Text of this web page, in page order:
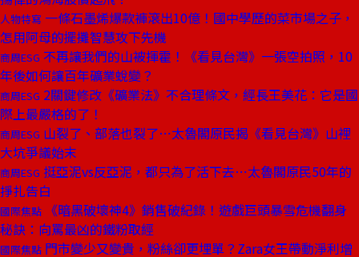
人物特寫 一條石墨烯爆款褲滾出10億！國中學歷的菜市場之子，
怎用阿母的擺攤智慧攻下先機
商周ESG 不再讓我們的山被揮霍！《看見台灣》一張空拍照，10
年後如何讓百年礦業蛻變？
商周ESG 2關鍵修改《礦業法》不合理條文，經長王美花：它是國
際上最嚴格的了！
商周ESG 山裂了、部落也裂了⋯太魯閣原民揭《看見台灣》山裡
大坑爭議始末
商周ESG 挺亞泥vs反亞泥，都只為了活下去⋯太魯閣原民50年的
掙扎告白
國際焦點
《暗黑破壞神4》銷售破紀錄！遊戲巨頭暴雪危機翻身
秘訣：向罵最凶的鐵粉取經
國際焦點 門市變少又變貴，粉絲卻更埋單？Zara女王帶動淨利增